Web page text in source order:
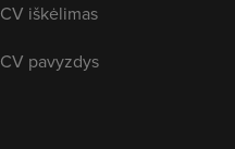
CV iškėlimas
CV pavyzdys